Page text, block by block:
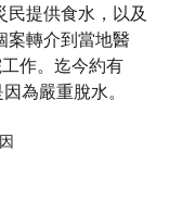
提供食水，以及
案轉介到當地醫
作。迄今約有
為嚴重脫水。